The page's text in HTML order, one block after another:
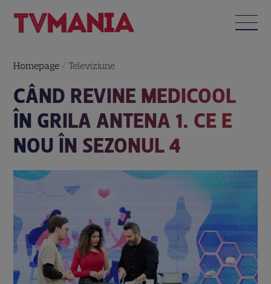
Homepage / Televiziune
CÂND REVINE MEDICOOL
ÎN GRILA ANTENA 1. CE E
NOU ÎN SEZONUL 4